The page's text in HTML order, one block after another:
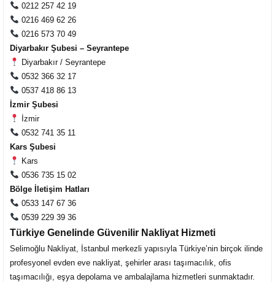
0212 257 42 19
0216 469 62 26
0216 573 70 49
Diyarbakır Şubesi – Seyrantepe
Diyarbakır / Seyrantepe
0532 366 32 17
0537 418 86 13
İzmir Şubesi
İzmir
0532 741 35 11
Kars Şubesi
Kars
0536 735 15 02
Bölge İletişim Hatları
0533 147 67 36
0539 229 39 36
Türkiye Genelinde Güvenilir Nakliyat Hizmeti
Selimoğlu Nakliyat, İstanbul merkezli yapısıyla Türkiye’nin birçok ilinde
profesyonel evden eve nakliyat, şehirler arası taşımacılık, ofis
taşımacılığı, eşya depolama ve ambalajlama hizmetleri sunmaktadır.